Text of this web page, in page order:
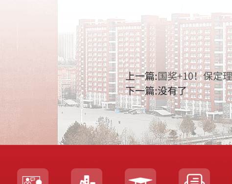
上一篇: 国奖+10！保定
下一篇:没有了